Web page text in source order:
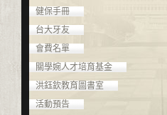
健保手冊
台大牙友
會費名單
關學婉人才培育基金
洪鈺欽教育圖書室
活動預告